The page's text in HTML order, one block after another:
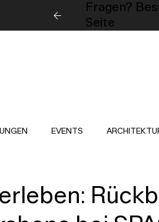
Fragen?
Seite
EVENTS